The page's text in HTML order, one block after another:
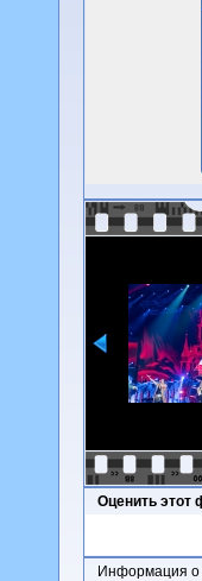
Оценить этот
Информация